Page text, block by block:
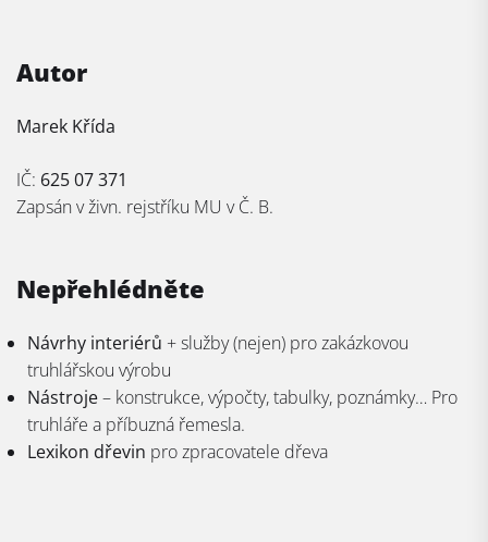
Autor
Marek Křída
IČ: 625 07 371
Zapsán v živn. rejstříku MU v Č. B.
Nepřehlédněte
Návrhy interiérů + služby (nejen) pro zakázkovou
truhlářskou výrobu
Nástroje– konstrukce, výpočty, tabulky, poznámky… Pro
truhláře a příbuzná řemesla.
Lexikon dřevin pro zpracovatele dřeva